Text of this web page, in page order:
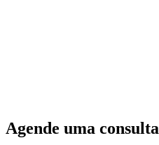
Agende uma consulta